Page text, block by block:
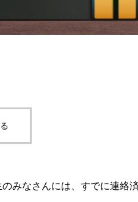
みなさんには、すでに連絡